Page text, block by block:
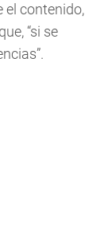
el contenido,
“si se